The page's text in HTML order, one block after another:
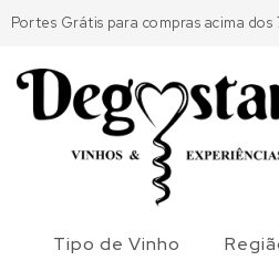
Portes Grátis para compras acima
Tipo de Vinho